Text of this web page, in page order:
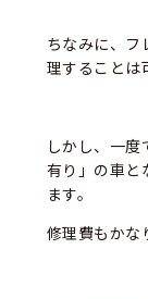
ちなみに、フ
理することは
しかし、一
有り」の車と
ます。
修理費もかな